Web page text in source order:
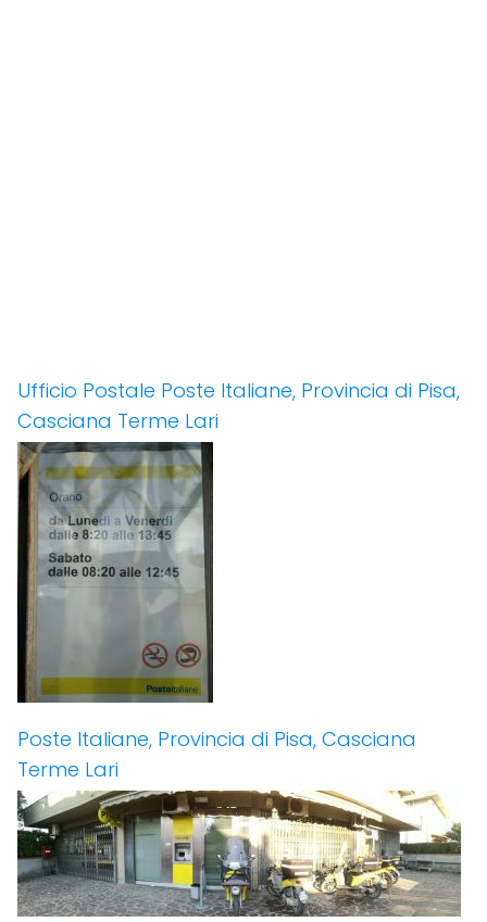
Ufficio Postale Poste Italiane, Provincia di Pisa,
Casciana Terme Lari
Poste Italiane, Provincia di Pisa, Casciana
Terme Lari